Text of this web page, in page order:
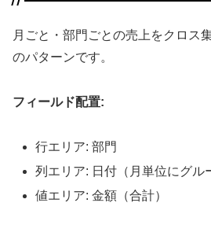
月ごと・部門ごとの売上をクロス
のパターンです。
フィールド配置:
行エリア: 部門
列エリア: 日付（月単位にグル
値エリア: 金額（合計）